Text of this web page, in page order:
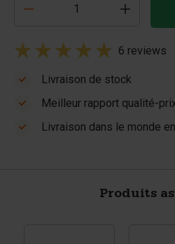
6 reviews
Livraison de stock
Meilleur rapport qualité-
Livraison dans le monde
Produits